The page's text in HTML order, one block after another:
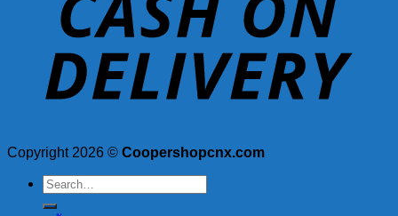
Copyright 2026 © Coopershopcnx.com
Search
for: